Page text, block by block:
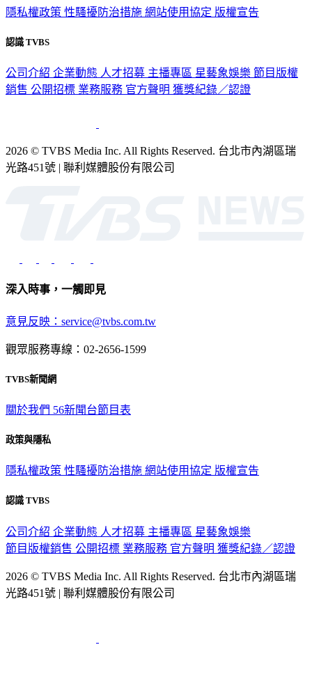
隱私權政策 性騷擾防治措施 網站使用協定 版權宣告
認識 TVBS
公司介紹 企業動態 人才招募 主播專區 星藝象娛樂 節目版權
銷售 公開招標 業務服務 官方聲明 獲獎紀錄／認證
2026 © TVBS Media Inc. All Rights Reserved. 台北市內湖區瑞
光路451號 | 聯利媒體股份有限公司
深入時事，一觸即見
意見反映：service@tvbs.com.tw
觀眾服務專線：02-2656-1599
TVBS新聞網
關於我們 56新聞台節目表
政策與隱私
隱私權政策 性騷擾防治措施 網站使用協定 版權宣告
認識 TVBS
公司介紹 企業動態 人才招募 主播專區 星藝象娛樂
節目版權銷售 公開招標 業務服務 官方聲明 獲獎紀錄／認證
2026 © TVBS Media Inc. All Rights Reserved. 台北市內湖區瑞
光路451號 | 聯利媒體股份有限公司